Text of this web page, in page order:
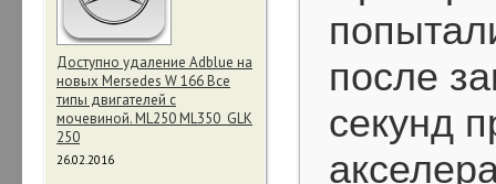
после
секунд
Доступно удаление Adblue на
новых Mersedes W 166 Все
типы двигателей с
мочевиной. ML250 ML350 GLK
250
26.02.2016